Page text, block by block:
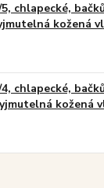
5, chlapecké,
kožená
4, chlapecké,
kožená